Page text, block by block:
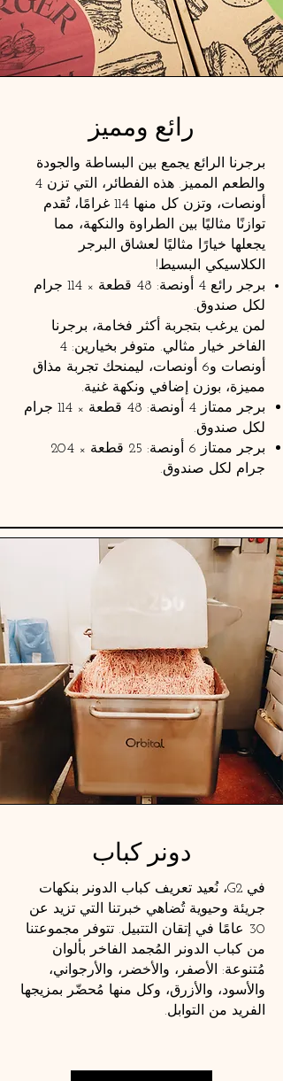
رائع ومميز
برجرنا الرائع يجمع بين البساطة والجودة
والطعم المميز. هذه الفطائر، التي تزن 4
أونصات، وتزن كل منها 114 غرامًا، تُقدم
توازنًا مثاليًا بين الطراوة والنكهة، مما
يجعلها خيارًا مثاليًا لعشاق البرجر
الكلاسيكي البسيط!
برجر رائع 4 أونصة: 48 قطعة × 114 جرام
لكل صندوق.
لمن يرغب بتجربة أكثر فخامة، برجرنا
الفاخر خيار مثالي. متوفر بخيارين: 4
أونصات و6 أونصات، ليمنحك تجربة مذاق
مميزة، بوزن إضافي ونكهة غنية.
برجر ممتاز 4 أونصة: 48 قطعة × 114 جرام
لكل صندوق.
برجر ممتاز 6 أونصة: 25 قطعة × 204
جرام لكل صندوق.
دونر كباب
في G2، نُعيد تعريف كباب الدونر بنكهات
جريئة وحيوية تُضاهي خبرتنا التي تزيد عن
30 عامًا في إتقان التتبيل. تتوفر مجموعتنا
من كباب الدونر المُجمد الفاخر بألوان
مُتنوعة: الأصفر، والأخضر، والأرجواني،
والأسود، والأزرق، وكل منها مُحضّر بمزيجها
الفريد من التوابل.